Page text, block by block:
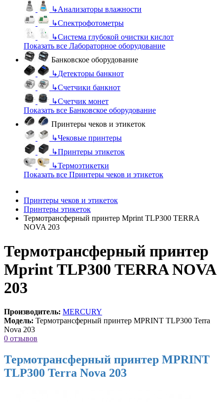
↳Анализаторы влажности
↳Спектрофотометры
↳Система глубокой очистки кислот
Показать все Лабораторное оборудование
Банковское оборудование
↳Детекторы банкнот
↳Счетчики банкнот
↳Счетчик монет
Показать все Банковское оборудование
Принтеры чеков и этикеток
↳Чековые принтеры
↳Принтеры этикеток
↳Термоэтикетки
Показать все Принтеры чеков и этикеток
Принтеры чеков и этикеток
Принтеры этикеток
Термотрансферный принтер Mprint TLP300 TERRA
NOVA 203
Термотрансферный принтер
Mprint TLP300 TERRA NOVA
203
Производитель: MERCURY
Модель: Термотрансферный принтер MPRINT TLP300 Terra
Nova 203
0 отзывов
Термотрансферный принтер MPRINT
TLP300 Terra Nova 203